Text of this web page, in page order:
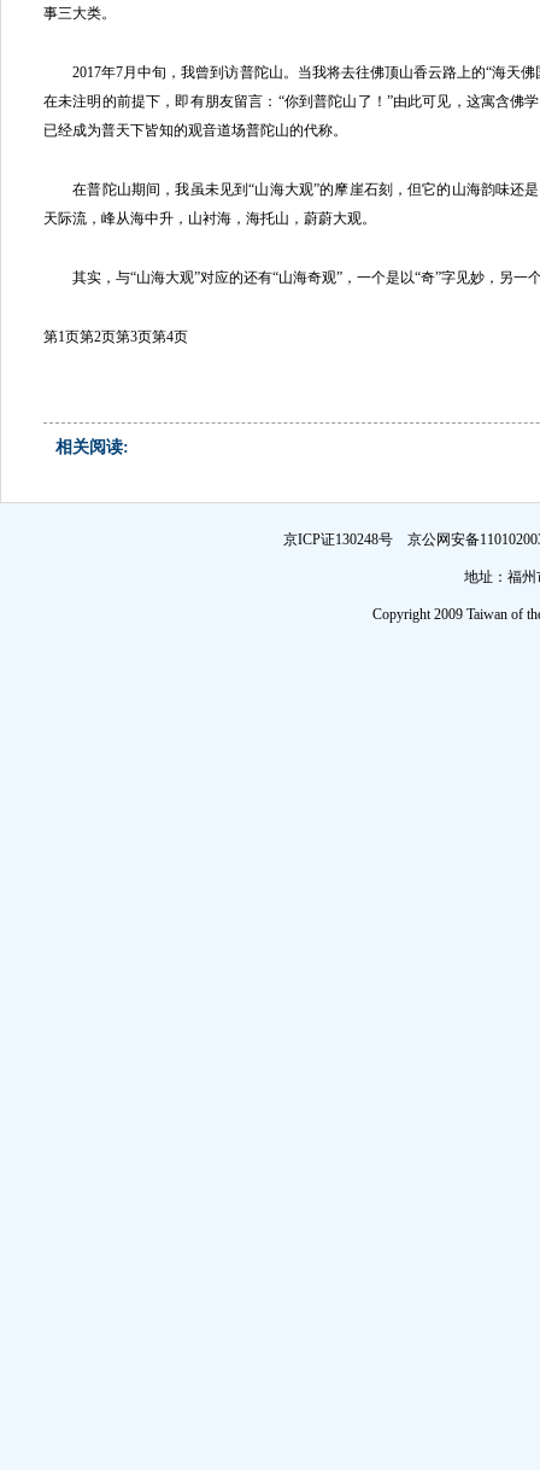
事三大类。
2017年7月中旬，我曾到访普陀山。当我将去往佛顶山香云路上的“海天佛
在未注明的前提下，即有朋友留言：“你到普陀山了！”由此可见，这寓含佛
已经成为普天下皆知的观音道场普陀山的代称。
在普陀山期间，我虽未见到“山海大观”的摩崖石刻，但它的山海韵味还
天际流，峰从海中升，山衬海，海托山，蔚蔚大观。
其实，与“山海大观”对应的还有“山海奇观”，一个是以“奇”字见妙，另一
第1页第2页第3页第4页
相关阅读:
京ICP证130248号 京公网安备
地址：福州
Copyright 2009 Taiwan of